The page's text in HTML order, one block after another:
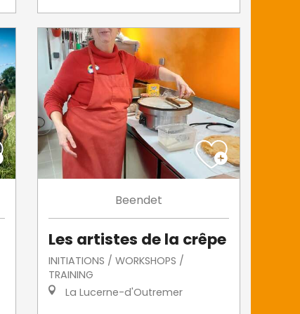
Beendet
Les artistes de la crêpe
INITIATIONS / WORKSHOPS /
TRAINING
La Lucerne-d'Outremer